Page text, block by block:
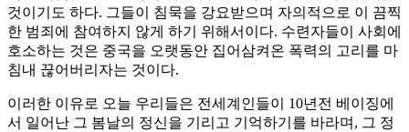
것이기도 하다. 그들이 침묵을 강요받으며 자의적으로 이 끔찍
한 범죄에 참여하지 않게 하기 위해서이다. 수련자들이 사회에
호소하는 것은 중국을 오랫동안 집어삼켜온 폭력의 고리를 마
침내 끊어버리자는 것이다.
이러한 이유로 오늘 우리들은 전세계인들이 10년전 베이징에
서 일어난 그 봄날의 정신을 기리고 기억하기를 바라며, 그 정